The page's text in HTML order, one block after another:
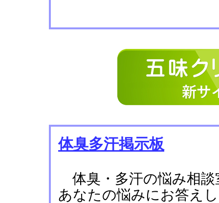
体臭多汗掲示板
体臭・多汗の悩み相談
あなたの悩みにお答え